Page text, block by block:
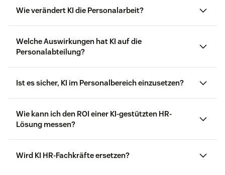
Wie verändert KI die Personalarbeit?
Welche Auswirkungen hat KI auf die
Personalabteilung?
Ist es sicher, KI im Personalbereich einzusetzen?
Wie kann ich den ROI einer KI-gestützten HR-
Lösung messen?
Wird KI HR-Fachkräfte ersetzen?